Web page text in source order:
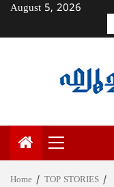
Skip
content
August 5, 2026
Primary
Menu
Home
TOP STORIES